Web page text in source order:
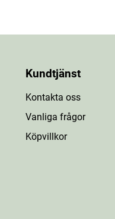
Kundtjänst
Kontakta oss
Vanliga frågor
Köpvillkor